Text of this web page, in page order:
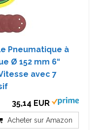
Pneumatique à
Ø 152 mm 6“
avec 7
35,14 EUR
Acheter sur Amazon